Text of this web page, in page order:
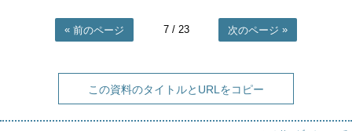
前のページ 7/ 23 次のページ
この資料のタイトルとURLをコピー